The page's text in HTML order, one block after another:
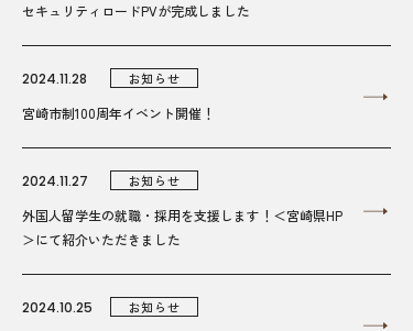
セキュリティロードPVが完成しました
2024.11.28 お知らせ
宮崎市制100周年イベント開催！
2024.11.27 お知らせ
外国人留学生の就職・採用を支援します！＜宮崎県HP
＞にて紹介いただきました
2024.10.25 お知らせ